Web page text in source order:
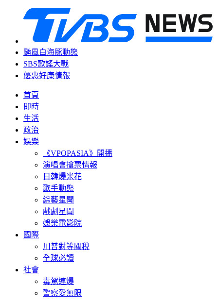
颱風白海豚動態
SBS歌謠大戰
優惠好康情報
首頁
即時
生活
政治
娛樂
《VPOPASIA》開播
演唱會搶票情報
日韓爆米花
歌手動態
綜藝星聞
戲劇星聞
娛樂電影院
國際
川普對等關稅
全球必讀
社會
毒駕連爆
警察愛無限